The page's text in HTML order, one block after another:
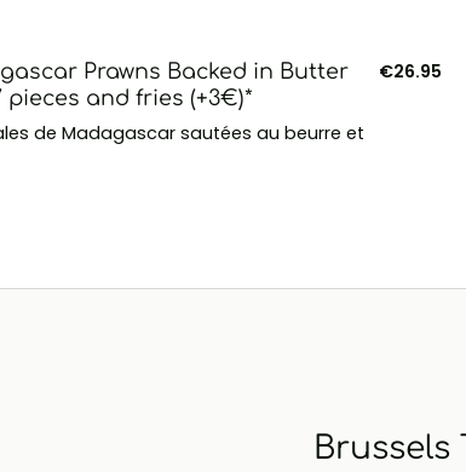
Prawns Backed in Butter
pieces and fries (+3€)*
de Madagascar sautées au beurre et
€26.95
Brussels